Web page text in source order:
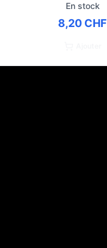
En stock
8,20 CHF